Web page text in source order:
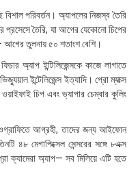
পরিবর্তন। অ্যাপলের নিজস্ব তৈরি
প্রসেসে তৈরি, যা আগের যেকোনো চিপের
আগের তুলনায় ৫০ শতাংশ বেশি।
অ্যাপ ইন্টিলিজেন্সকে কাজে লাগাতে
ইন্টেলিজেন্স ইত্যাদি। প্রো ম্যাক্স
চিপ এবং ভ্যাপার চেম্বার কুলিং
আগ্রহী, তাদের জন্য আইফোন
৪৮ মেগাপিক্সেল সেন্সরের সঙ্গে ৮এক্স
ক্যামেরা অ্যাপ— সব মিলিয়ে এটি হতে